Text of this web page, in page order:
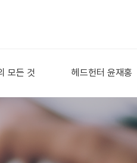
모든 것 헤드헌터 윤재홍